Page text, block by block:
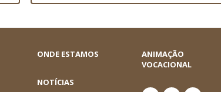
ONDE ESTAMOS
ANIMAÇÃO
VOCACIONAL
NOTÍCIAS